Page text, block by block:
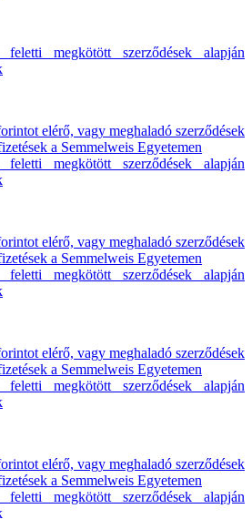
megkötött szerződések alapján
elérő, vagy meghaladó szerződések
a Semmelweis Egyetemen
megkötött szerződések alapján
elérő, vagy meghaladó szerződések
a Semmelweis Egyetemen
megkötött szerződések alapján
elérő, vagy meghaladó szerződések
a Semmelweis Egyetemen
megkötött szerződések alapján
elérő, vagy meghaladó szerződések
a Semmelweis Egyetemen
megkötött szerződések alapján